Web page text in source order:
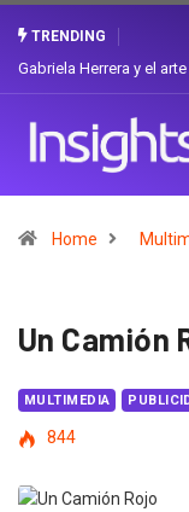
TRENDING
Gabriela Herrera y el
Home
Un Camión
MULTIMEDIA
844